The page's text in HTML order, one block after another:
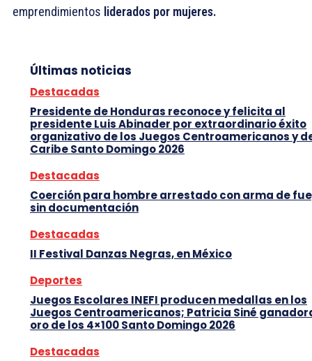
emprendimientos liderados por mujeres.
Últimas noticias
Destacadas
Presidente de Honduras reconoce y felicita al
presidente Luis Abinader por extraordinario éxito
organizativo de los Juegos Centroamericanos y
Caribe Santo Domingo 2026
Destacadas
Coerción para hombre arrestado con arma de
sin documentación
Destacadas
II Festival Danzas Negras, en México
Deportes
Juegos Escolares INEFI producen medallas en los
Juegos Centroamericanos; Patricia Siné
oro de los 4×100 Santo Domingo 2026
Destacadas